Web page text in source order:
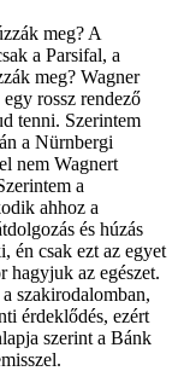
meg? A
a Parsifal, a
meg? Wagner
rossz rendező
tenni. Szerintem
a Nürnbergi
nem Wagnert
a
ahhoz a
és húzás
én csak ezt az egyet
hagyjuk az egészet.
szakirodalomban,
érdeklődés, ezért
szerint a Bánk